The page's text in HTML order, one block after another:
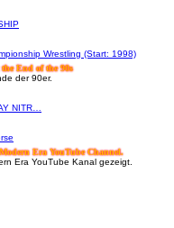
Wrestling (Start: 1998)
End of the 90s
der 90er.
NITR…
Era YouTube Channel.
Era YouTube Kanal gezeigt.